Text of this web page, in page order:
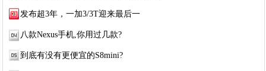
发布超3年，一加3/3T迎来最后一
八款Nexus手机,你用过几款?
到底有没有更便宜的S8mini?